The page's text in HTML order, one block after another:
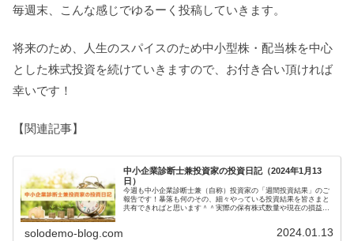
毎週末、こんな感じでゆるーく投稿していきます。
将来のため、人生のスパイスのため中小型株・配当株を中心
とした株式投資を続けていきますので、お付き合い頂ければ
幸いです！
【関連記事】
中小企業診断士兼投資家の投資日記（2024年1月13
日）
今週も中小企業診断士兼（自称）投資家の「週間投資結果」のご
報告です！暴落も何のその、細々やっている投資結果を皆さまと
共有できればと思います＾＾実際の保有株式数量や現在の損益状
solodemo-blog.com 2024.01.13